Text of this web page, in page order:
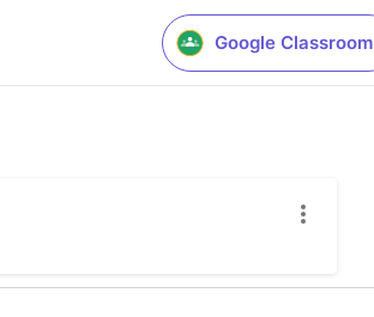
Google Classroom